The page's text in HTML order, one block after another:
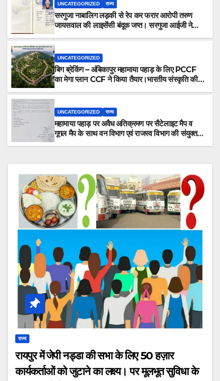
UNCATEGORIZED राज्य
सरगुजा नाबालिग लड़की से रेप कर फरार आरोपी तरुण
जायसवाल की लाइसेंसी बंदूक जप्त। सरगुजा आईजी ने
UNCATEGORIZED
बिग ब्रेकिंग – अंबिकापुर महामाया पहाड़ के लिए PCCF
का मेगा प्लान CCF ने किया तैयार।भारतीय संस्कृति की
UNCATEGORIZED राज्य
महामाया पहाड़ पर अवैध अतिक्रमण पर सैटेलाइट मैप व
गूगल मैप के साथ वन विभाग एवं राजस्व विभाग की संयुक्त
योजना के तहत बनाएगा पार्क।
राज्य
रायपुर में जेपी नड्डा की सभा के लिए 50 हज़ार
कार्यकर्ताओं को जुटाने का लक्ष्य। पर मूलभूत सुविधा के